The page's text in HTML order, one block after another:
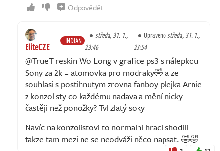
Odpovědět
EliteCZE INDIAN
středa, 31. 1.,
23:46
Upravenostředa, 31. 1.,
23:54
@TrueT reskin Wo Long v grafice ps3 s nálepkou
Sony za 2k = atomovka pro modraky🤣 a ze
souhlasi s postihnutym zrovna fanboy plejka Arnie
z konzolisty co každému nadava a mění nicky
častěji než ponožky? Tvl zlatý soky
Navíc na konzolistovi to normalni hraci shodili
takze tam mezi ne se neodváži něco napsat. 🤣🤣